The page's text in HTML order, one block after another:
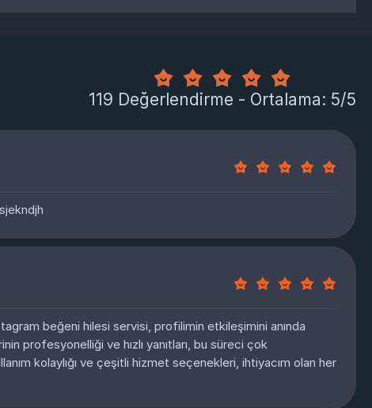
119 Değerlendirme - Ortalama: 5/5
beğeni hilesi servisi, profilimin etkileşimini anında
profesyonelliği ve hızlı yanıtları, bu süreci çok
kolaylığı ve çeşitli hizmet seçenekleri, ihtiyacım olan her